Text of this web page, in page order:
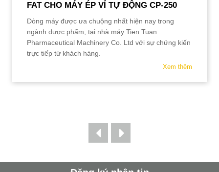
FAT CHO MÁY ÉP VỈ TỰ ĐỘNG CP-250
Dòng máy được ưa chuộng nhất hiện nay trong
ngành dược phẩm, tại nhà máy Tien Tuan
Pharmaceutical Machinery Co. Ltd với sự chứng kiến
trực tiếp từ khách hàng.
Xem thêm